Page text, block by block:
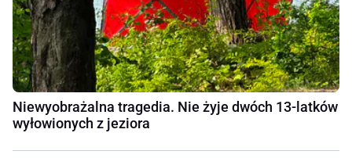
Niewyobrażalna tragedia. Nie żyje dwóch 13-latków
wyłowionych z jeziora